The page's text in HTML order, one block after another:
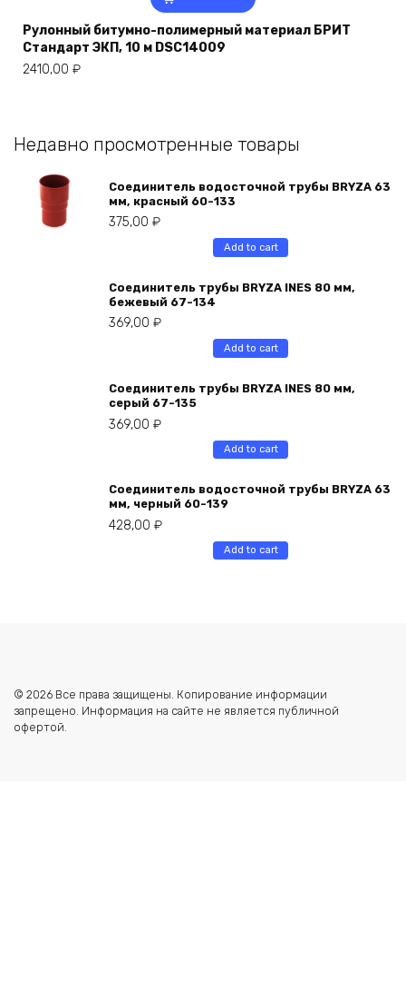
Рулонный битумно-полимерный материал БРИТ
Стандарт ЭКП, 10 м DSC14009
2410,00 ₽
Недавно просмотренные товары
Соединитель водосточной трубы BRYZA 63
мм, краcный 60-133
375,00 ₽
Add to cart
Соединитель трубы BRYZA INES 80 мм,
бежевый 67-134
369,00 ₽
Add to cart
Соединитель трубы BRYZA INES 80 мм,
серый 67-135
369,00 ₽
Add to cart
Соединитель водосточной трубы BRYZA 63
мм, черный 60-139
428,00 ₽
Add to cart
© 2026 Все права защищены. Копирование информации
запрещено. Информация на сайте не является публичной
офертой.